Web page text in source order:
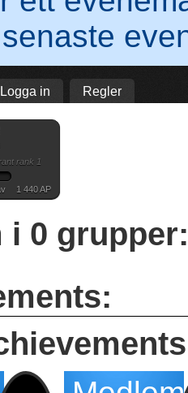
Logga in Regler
rank 1
1 440 AP
i 0 grupper: